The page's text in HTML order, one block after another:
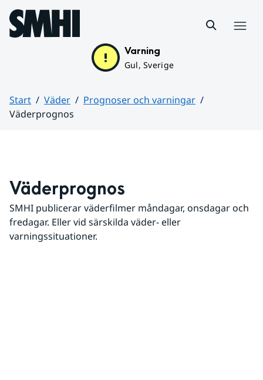
Hoppa till sidans innehåll
Varning
Gul, Sverige
Start Väder
Prognoser och varningar
Väderprognos
Väderprognos
SMHI publicerar väderfilmer måndagar, onsdagar och
fredagar. Eller vid särskilda väder- eller
varningssituationer.